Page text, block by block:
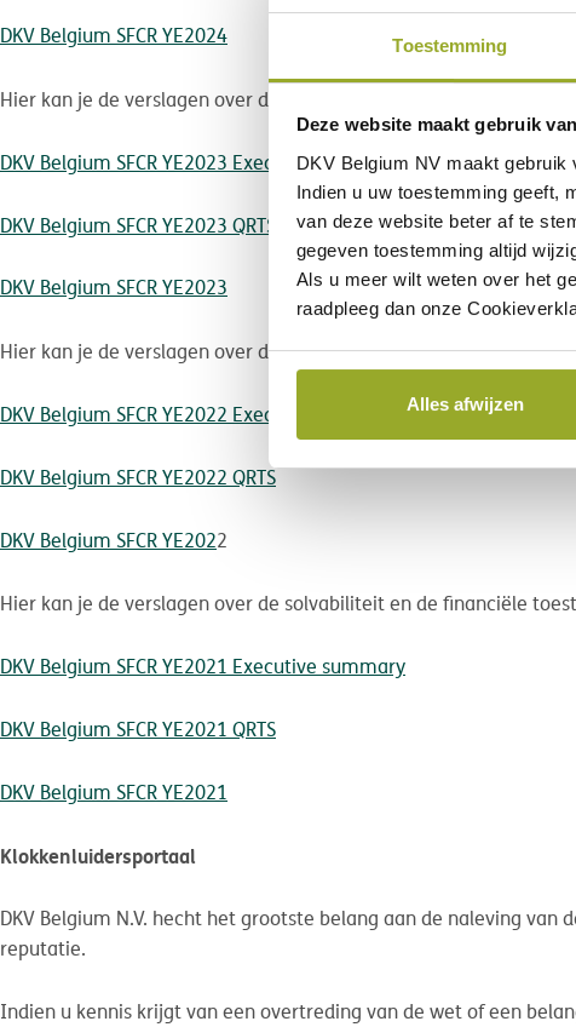
Toestemming
Deze website maakt gebruik
DKV Belgium NV maakt gebruik
Indien u uw toestemming geeft,
van deze website beter af te
gegeven toestemming altijd
Als u meer wilt weten over het
raadpleeg dan onze
Alles afwijzen
DKV Belgium SFCR YE2024
Hier kan je de verslagen over de solvabiliteit en de financiële
DKV Belgium SFCR YE2023 Executive summary
DKV Belgium SFCR YE2023 QRTS
DKV Belgium SFCR YE2023
Hier kan je de verslagen over de solvabiliteit en de financiële
DKV Belgium SFCR YE2022 Executive summary
DKV Belgium SFCR YE2022 QRTS
DKV Belgium SFCR YE2022
Hier kan je de verslagen over de solvabiliteit en de financiële
DKV Belgium SFCR YE2021 Executive summary
DKV Belgium SFCR YE2021 QRTS
DKV Belgium SFCR YE2021
Klokkenluidersportaal
DKV Belgium N.V. hecht het grootste belang aan de naleving
reputatie.
Indien u kennis krijgt van een overtreding van de wet of een